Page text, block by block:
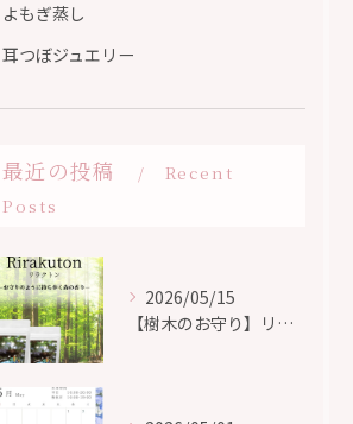
よもぎ蒸し
耳つぼジュエリー
最近の投稿
Recent
Posts
2026/05/15
【樹木のお守り】リラクトン